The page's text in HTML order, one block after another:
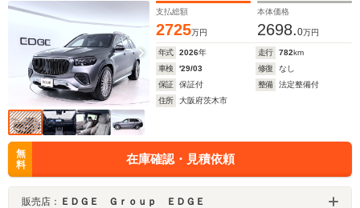
支払総額
2725万円
本体価格
2698.0万円
年式 2026年 走行 782km
車検
'29/03 修復
なし
保証
保証付 整備
法定整備付
住所
大阪府茨木市
無
料
在庫確認・見積依頼
販売店： ＥＤＧＥ Ｇｒｏｕｐ ＥＤＧＥ